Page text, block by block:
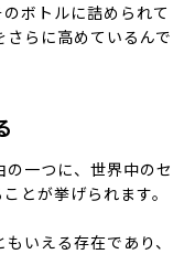
ボトルに詰められて
らに高めているんで
一つに、世界中のセ
とが挙げられます。
いえる存在であり、